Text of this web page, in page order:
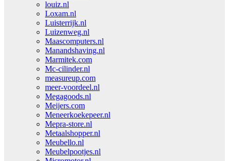
louiz.nl
Loxam.nl
Luisterrijk.nl
Luizenweg.nl
Maascomputers.nl
Manandshaving.nl
Marmitek.com
Mc-cilinder.nl
measureup.com
meer-voordeel.nl
Megagoods.nl
Meijers.com
Meneerkoekepeer.nl
Mepra-store.nl
Metaalshopper.nl
Meubello.nl
Meubelpootjes.nl